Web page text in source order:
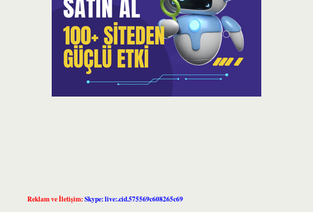
Reklam ve İletişim:Skype: live:.cid.575569c608265c69